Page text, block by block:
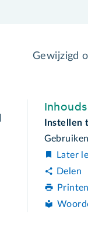
Gewijzigd
Instellen
Later
Delen